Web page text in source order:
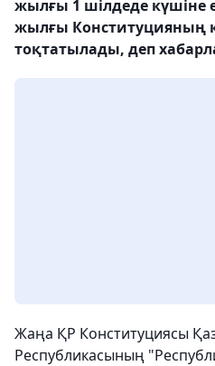
жылғы 1 шілдеде күшіне
жылғы Конституцияның
тоқтатылады, деп
Жаңа ҚР Конституциясы
Республикасының